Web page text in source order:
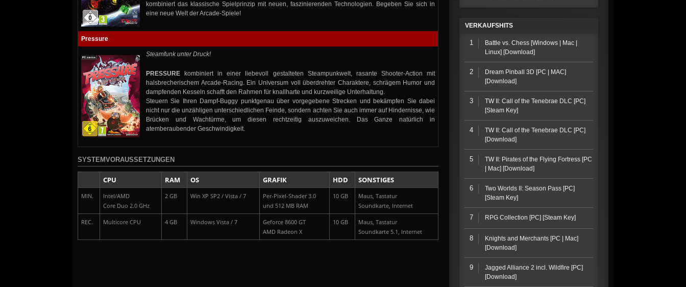
kombiniert das klassische Spielprinzip mit neuen, faszinierenden Technologien. Begeben Sie sich in
eine neue Welt der Arcade-Spiele!
Pressure
Steamfunk unter Druck!
PRESSURE kombiniert in einer liebevoll gestalteten Steampunkwelt, rasante Shooter-Action mit
halsbrecherischem Arcade-Racing. Ein Universum voll überdrehter Charaktere, schrägem Humor und
dampfenden Kesseln schafft den Rahmen für knallharte und kurzweilige Unterhaltung.
Steuern Sie Ihren Dampf-Buggy punktgenau über vorgegebene Strecken und bekämpfen Sie dabei
nicht nur die unzähligen unterschiedlichen Feinde, sondern achten Sie auch immer auf Hindernisse, wie
Brücken und Wachtürme, um diesen rechtzeitig auszuweichen. Das Ganze natürlich in
atemberaubender Geschwindigkeit.
SYSTEMVORAUSSETZUNGEN
CPU RAM OS GRAFIK HDD SONSTIGES
MIN.
Intel/AMD
Core Duo 2.0 GHz
2 GB Win XP SP2 / Vista / 7
Per-Pixel-Shader 3.0
und 512 MB RAM
10 GB
Maus, Tastatur
Soundkarte, Internet
REC. Multicore CPU 4 GB Windows Vista / 7
Geforce 8600 GT
AMD Radeon X
10 GB
Maus, Tastatur
Soundkarte 5.1, Internet
VERKAUFSHITS
1
Battle vs. Chess [Windows | Mac |
Linux] [Download]
2
Dream Pinball 3D [PC | MAC]
[Download]
3
TW II: Call of the Tenebrae DLC [PC]
[Steam Key]
4
TW II: Call of the Tenebrae DLC [PC]
[Download]
5
TW II: Pirates of the Flying Fortress [PC
| Mac] [Download]
6
Two Worlds II: Season Pass [PC]
[Steam Key]
7 RPG Collection [PC] [Steam Key]
8
Knights and Merchants [PC | Mac]
[Download]
9
Jagged Alliance 2 incl. Wildfire [PC]
[Download]